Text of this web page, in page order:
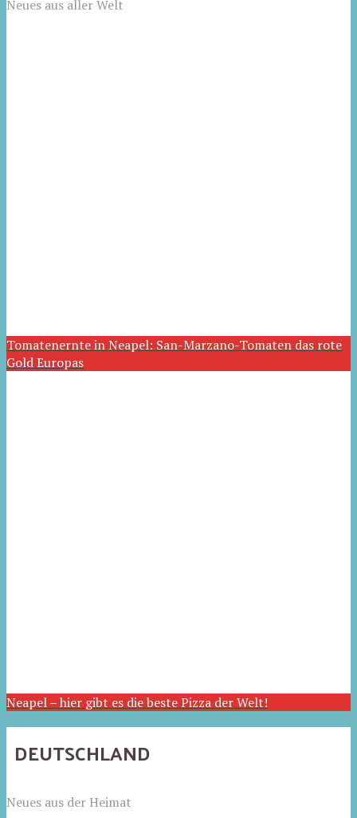
Neues aus aller Welt
Tomatenernte in Neapel: San-Marzano-Tomaten das rote
Gold Europas
Neapel – hier gibt es die beste Pizza der Welt!
DEUTSCHLAND
Neues aus der Heimat